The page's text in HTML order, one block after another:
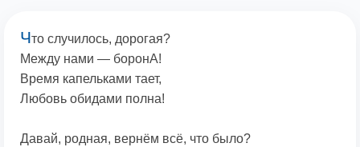
Что случилось, дорогая?
Между нами — боронА!
Время капельками тает,
Любовь обидами полна!
Давай, родная, вернём всё, что было?